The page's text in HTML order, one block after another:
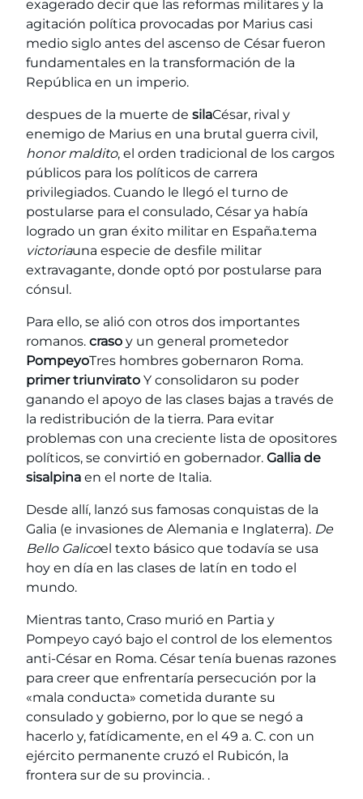
exagerado decir que las reformas militares y la
agitación política provocadas por Marius casi
medio siglo antes del ascenso de César fueron
fundamentales en la transformación de la
República en un imperio.
despues de la muerte de silaCésar, rival y
enemigo de Marius en una brutal guerra civil,
honor maldito, el orden tradicional de los cargos
públicos para los políticos de carrera
privilegiados. Cuando le llegó el turno de
postularse para el consulado, César ya había
logrado un gran éxito militar en España.tema
victoriauna especie de desfile militar
extravagante, donde optó por postularse para
cónsul.
Para ello, se alió con otros dos importantes
romanos. craso y un general prometedor
PompeyoTres hombres gobernaron Roma.
primer triunvirato Y consolidaron su poder
ganando el apoyo de las clases bajas a través de
la redistribución de la tierra. Para evitar
problemas con una creciente lista de opositores
políticos, se convirtió en gobernador. Gallia de
sisalpina en el norte de Italia.
Desde allí, lanzó sus famosas conquistas de la
Galia (e invasiones de Alemania e Inglaterra). De
Bello Galicoel texto básico que todavía se usa
hoy en día en las clases de latín en todo el
mundo.
Mientras tanto, Craso murió en Partia y
Pompeyo cayó bajo el control de los elementos
anti-César en Roma. César tenía buenas razones
para creer que enfrentaría persecución por la
«mala conducta» cometida durante su
consulado y gobierno, por lo que se negó a
hacerlo y, fatídicamente, en el 49 a. C. con un
ejército permanente cruzó el Rubicón, la
frontera sur de su provincia. .